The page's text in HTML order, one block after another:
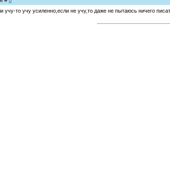
то учу усиленно,если не учу,то даже не пытаюсь ничего